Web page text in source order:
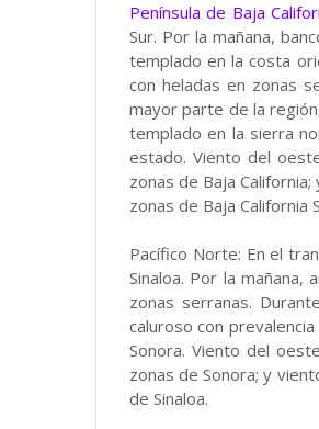
Península de Baja
Sur. Por la mañana,
templado en la costa
con heladas en zonas
mayor parte de la
templado en la sierra
estado. Viento del
zonas de Baja
zonas de Baja California
Pacífico Norte: En el
Sinaloa. Por la
zonas serranas.
caluroso con
Sonora. Viento del
zonas de Sonora; y
de Sinaloa.